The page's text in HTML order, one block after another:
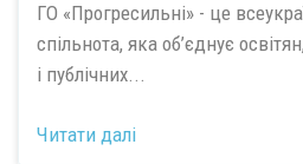
ГО «Прогресильні» - це
спільнота, яка об’єднує
і публічних...
Читати далі